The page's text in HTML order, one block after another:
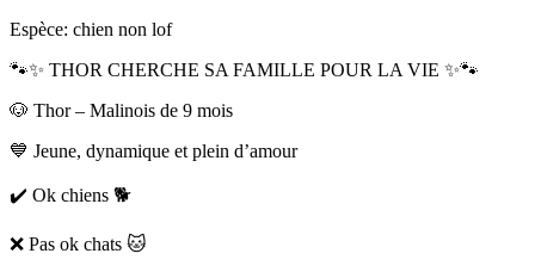
Espèce: chien non lof
🐾✨ THOR CHERCHE SA FAMILLE POUR LA VIE ✨🐾
🐶 Thor – Malinois de 9 mois
💙 Jeune, dynamique et plein d’amour
✔️ Ok chiens 🐕
❌ Pas ok chats 🐱